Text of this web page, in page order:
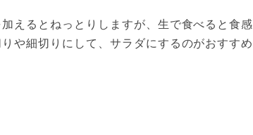
えるとねっとりしますが、生で食べると食感
や細切りにして、サラダにするのがおすすめ